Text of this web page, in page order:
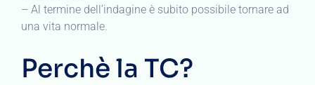
– Al termine dell’indagine è subito possibile tornare ad
una vita normale.
Perchè la TC?